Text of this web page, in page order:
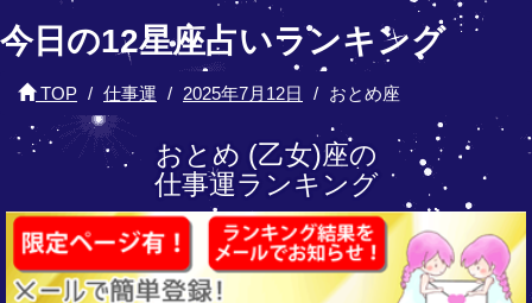
今日の12星座占いランキング
TOP 仕事運 2025年7月12日 おとめ座
おとめ (乙女)座の
仕事運ランキング